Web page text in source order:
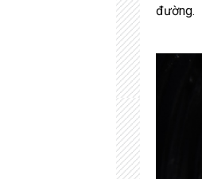
đường.